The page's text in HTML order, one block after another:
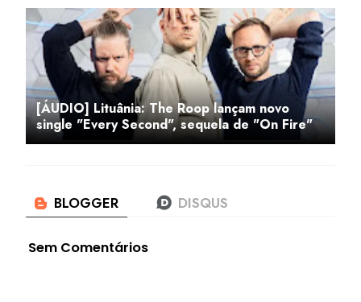
[ÁUDIO] Lituânia: The Roop lançam novo
single "Every Second", sequela de "On Fire"
Sem Comentários